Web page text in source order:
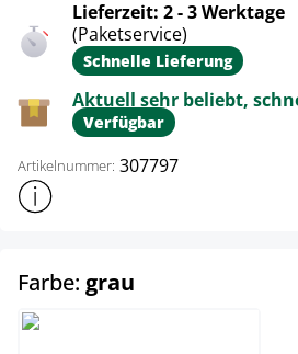
Lieferzeit: 2 - 3 Werktage
(Paketservice)
Schnelle Lieferung
Aktuell sehr beliebt,
Verfügbar
Artikelnummer: 307797
Weitere Produktinformationen
Farbe: grau